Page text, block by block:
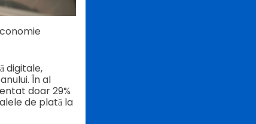
digitale,
În al
doar 29%
de plată la